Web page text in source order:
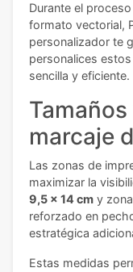
Durante el
formato vectorial,
personalizador te
personalices
sencilla y eficiente.
marcaje
Las zonas de
maximizar la
9,5 x 14 cm y
reforzado en
estratégica
Estas medidas